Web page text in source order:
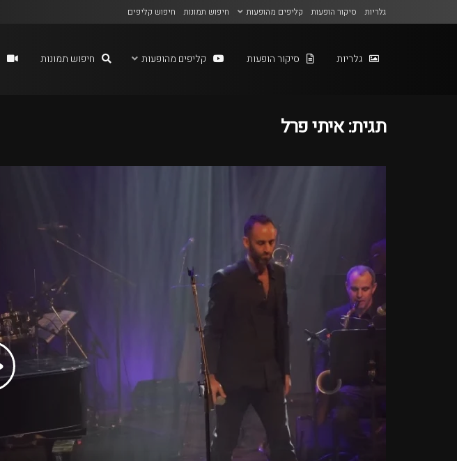
גלריות סיקור הופעות קליפים מהופעות חיפוש תמונות חיפוש קליפים
גלריות סיקור הופעות קליפים מהופעות חיפוש תמונות
תגית:איתי פרל